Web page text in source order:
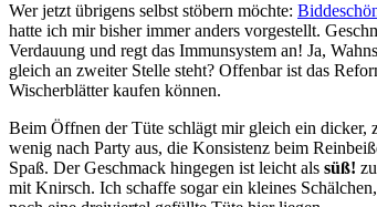
Wer jetzt übrigens selbst stöbern möchte:
hatte ich mir bisher immer anders vorgestellt.
Verdauung und regt das Immunsystem an! Ja,
gleich an zweiter Stelle steht? Offenbar ist das
Wischerblätter kaufen können.
Beim Öffnen der Tüte schlägt mir gleich ein dicker,
wenig nach Party aus, die Konsistenz beim
Spaß. Der Geschmack hingegen ist leicht als süß!
mit Knirsch. Ich schaffe sogar ein kleines